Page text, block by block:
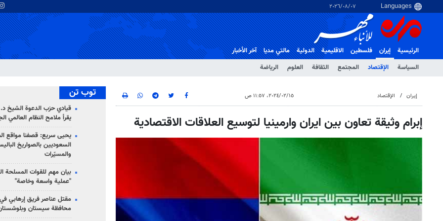
٠٧‏/٠٨‏/٢٠٢٦
الرئيسية
إيران
السياسة
الإقتصاد المجتمع الثقافة العلوم الرياضة
فلسطین الاقلیمیة الدولية مالتي مدیا آخر الأخبار
إيران الإقتصاد ١٥‏/٠٢‏/٢٠٢٤، ١١:٥٧ ص
إبرام وثيقة تعاون بين ايران وارمينيا لتوسيع العلاقات الاقتصادية
توب تن
قيادي حزب الدعوة الشيخ
يقرأ ملامح النظام العالمي
يحيى سريع: قصفنا مواقع
السعوديين بالصواريخ
والمسيّرات
بيان مهم للقوات المسلحة
"عملية واسعة وخاصة"
مقتل عناصر فريق إرهابي
محافظة سيستان